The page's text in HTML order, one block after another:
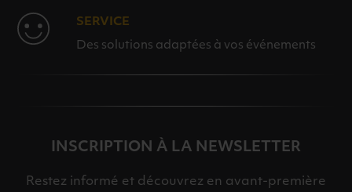
SERVICE
Des solutions adaptées à vos événements
INSCRIPTION À LA NEWSLETTER
Restez informé et découvrez en avant-première